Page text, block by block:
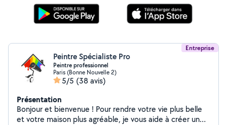
Entreprise
Peintre Spécialiste Pro
Peintre professionnel
Paris (Bonne Nouvelle 2)
5/5 (38 avis)
Présentation
Bonjour et bienvenue ! Pour rendre votre vie plus belle
et votre maison plus agréable, je vous aide à créer un